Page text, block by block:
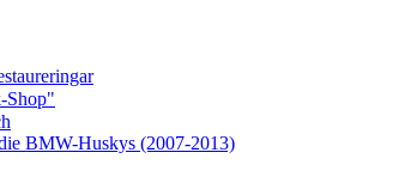
Shop"
BMW-Huskys (2007-2013)